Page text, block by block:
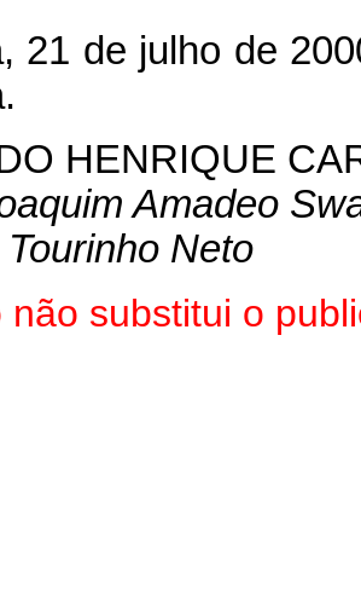
21 de julho de
HENRIQUE
Amadeo
Neto
não substitui o